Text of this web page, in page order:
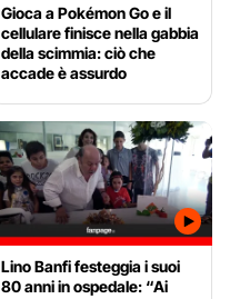
Gioca a Pokémon Go e il
cellulare finisce nella gabbia
della scimmia: ciò che
accade è assurdo
Lino Banfi festeggia i suoi
80 anni in ospedale: “Ai